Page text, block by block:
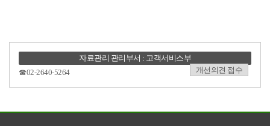
자료관리 관리부서 : 고객서비스부
☎02-2640-5264
개선의견 접수